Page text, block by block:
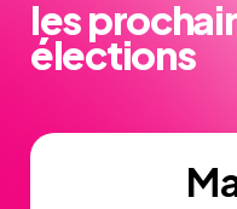
les
élections